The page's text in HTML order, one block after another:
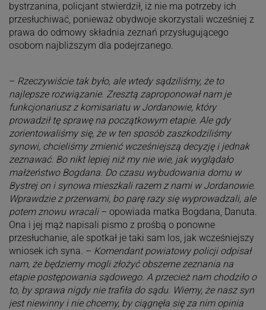
bystrzanina, policjant stwierdził, iż nie ma potrzeby ich
przesłuchiwać, ponieważ obydwoje skorzystali wcześniej z
prawa do odmowy składnia zeznań przysługującego
osobom najbliższym dla podejrzanego.
– Rzeczywiście tak było, ale wtedy sądziliśmy, że to
najlepsze rozwiązanie. Zresztą zaproponował nam je
funkcjonariusz z komisariatu w Jordanowie, który
prowadził tę sprawę na początkowym etapie. Ale gdy
zorientowaliśmy się, że w ten sposób zaszkodziliśmy
synowi, chcieliśmy zmienić wcześniejszą decyzję i jednak
zeznawać. Bo nikt lepiej niż my nie wie, jak wyglądało
małżeństwo Bogdana. Do czasu wybudowania domu w
Bystrej on i synowa mieszkali razem z nami w Jordanowie.
Wprawdzie z przerwami, bo parę razy się wyprowadzali, ale
potem znowu wracali – opowiada matka Bogdana, Danuta.
Ona i jej mąż napisali pismo z prośbą o ponowne
przesłuchanie, ale spotkał je taki sam los, jak wcześniejszy
wniosek ich syna. – Komendant powiatowy policji odpisał
nam, że będziemy mogli złożyć obszerne zeznania na
etapie postępowania sądowego. A przecież nam chodziło o
to, by sprawa nigdy nie trafiła do sądu. Wiemy, że nasz syn
jest niewinny i nie chcemy, by ciągnęła się za nim opinia